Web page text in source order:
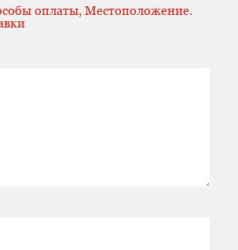
оплаты, Местоположение.